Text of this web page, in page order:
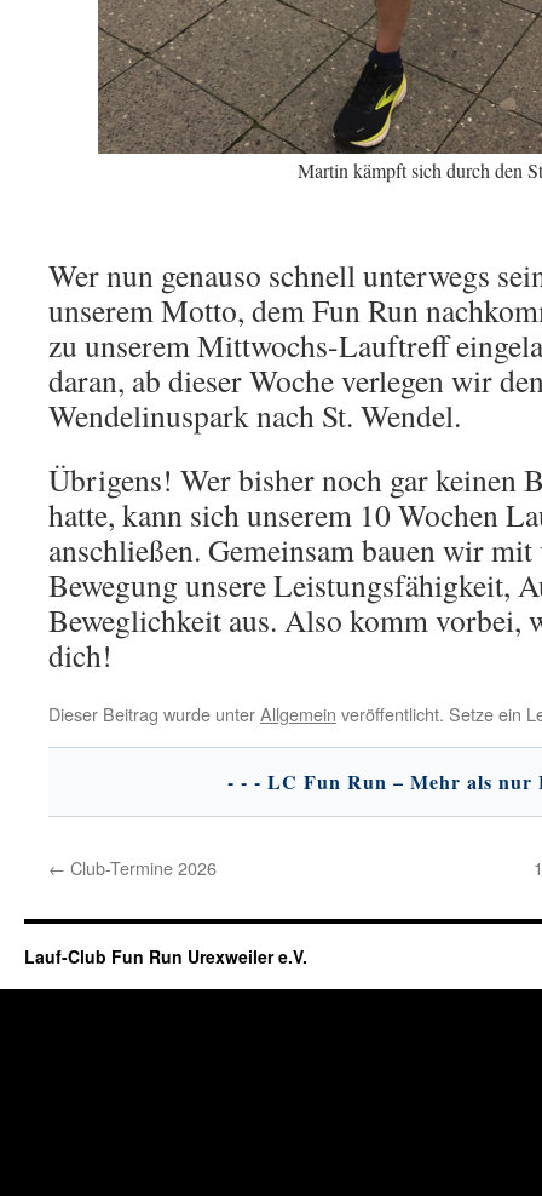
Martin kämpft sich durch den
Wer nun genauso schnell unterwegs
unserem Motto, dem Fun Run
zu unserem Mittwochs-Lauftreff
daran, ab dieser Woche verlegen wir
Wendelinuspark nach St. Wendel.
Übrigens! Wer bisher noch gar keinen
hatte, kann sich unserem 10 Wochen
anschließen. Gemeinsam bauen wir
Bewegung unsere Leistungsfähigkeit,
Beweglichkeit aus. Also komm vorbei,
dich!
Dieser Beitrag wurde unterAllgemein veröffentlicht. Setze ein
← Club-Termine 2026
Lauf-Club Fun Run Urexweiler e.V.